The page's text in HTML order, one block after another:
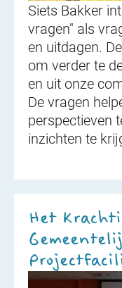
Siets Bakker
vragen" als
en uitdagen.
om verder te
en uit onze
De vragen
perspectieven
inzichten te
Het